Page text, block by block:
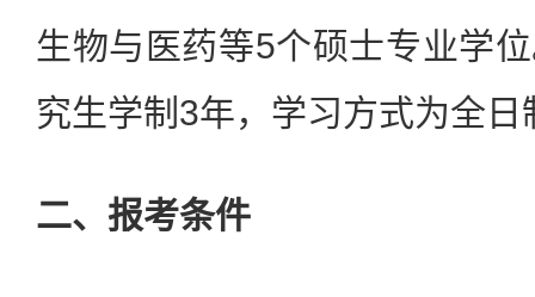
生物与医药等5个硕士专业学
究生学制3年，学习方式为全日
二、报考条件